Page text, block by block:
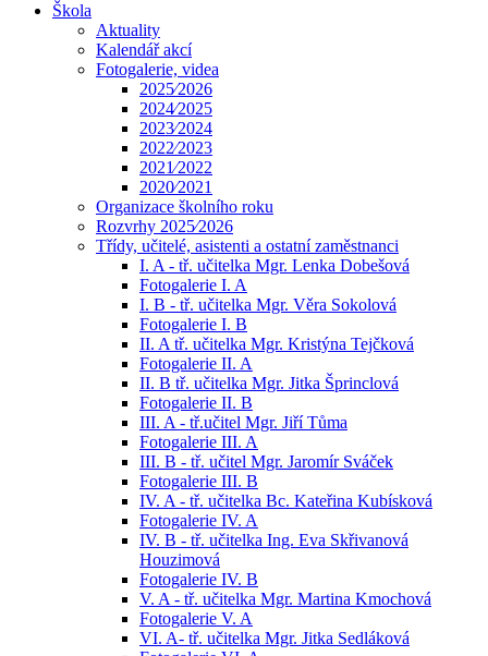
Škola
Aktuality
Kalendář akcí
Fotogalerie, videa
2025⁄2026
2024⁄2025
2023⁄2024
2022⁄2023
2021⁄2022
2020⁄2021
Organizace školního roku
Rozvrhy 2025⁄2026
Třídy, učitelé, asistenti a ostatní zaměstnanci
I. A - tř. učitelka Mgr. Lenka Dobešová
Fotogalerie I. A
I. B - tř. učitelka Mgr. Věra Sokolová
Fotogalerie I. B
II. A tř. učitelka Mgr. Kristýna Tejčková
Fotogalerie II. A
II. B tř. učitelka Mgr. Jitka Šprinclová
Fotogalerie II. B
III. A - tř.učitel Mgr. Jiří Tůma
Fotogalerie III. A
III. B - tř. učitel Mgr. Jaromír Sváček
Fotogalerie III. B
IV. A - tř. učitelka Bc. Kateřina Kubísková
Fotogalerie IV. A
IV. B - tř. učitelka Ing. Eva Skřivanová
Houzimová
Fotogalerie IV. B
V. A - tř. učitelka Mgr. Martina Kmochová
Fotogalerie V. A
VI. A- tř. učitelka Mgr. Jitka Sedláková